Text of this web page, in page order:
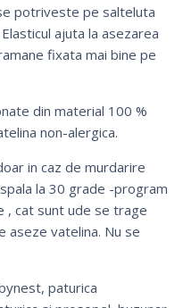
potriveste pe salteluta
ajuta la asezarea
fixata mai bine pe
din material 100 %
non-alergica.
in caz de murdarire
la 30 grade -program
, cat sunt ude se trage
aseze vatelina. Nu se
, paturica